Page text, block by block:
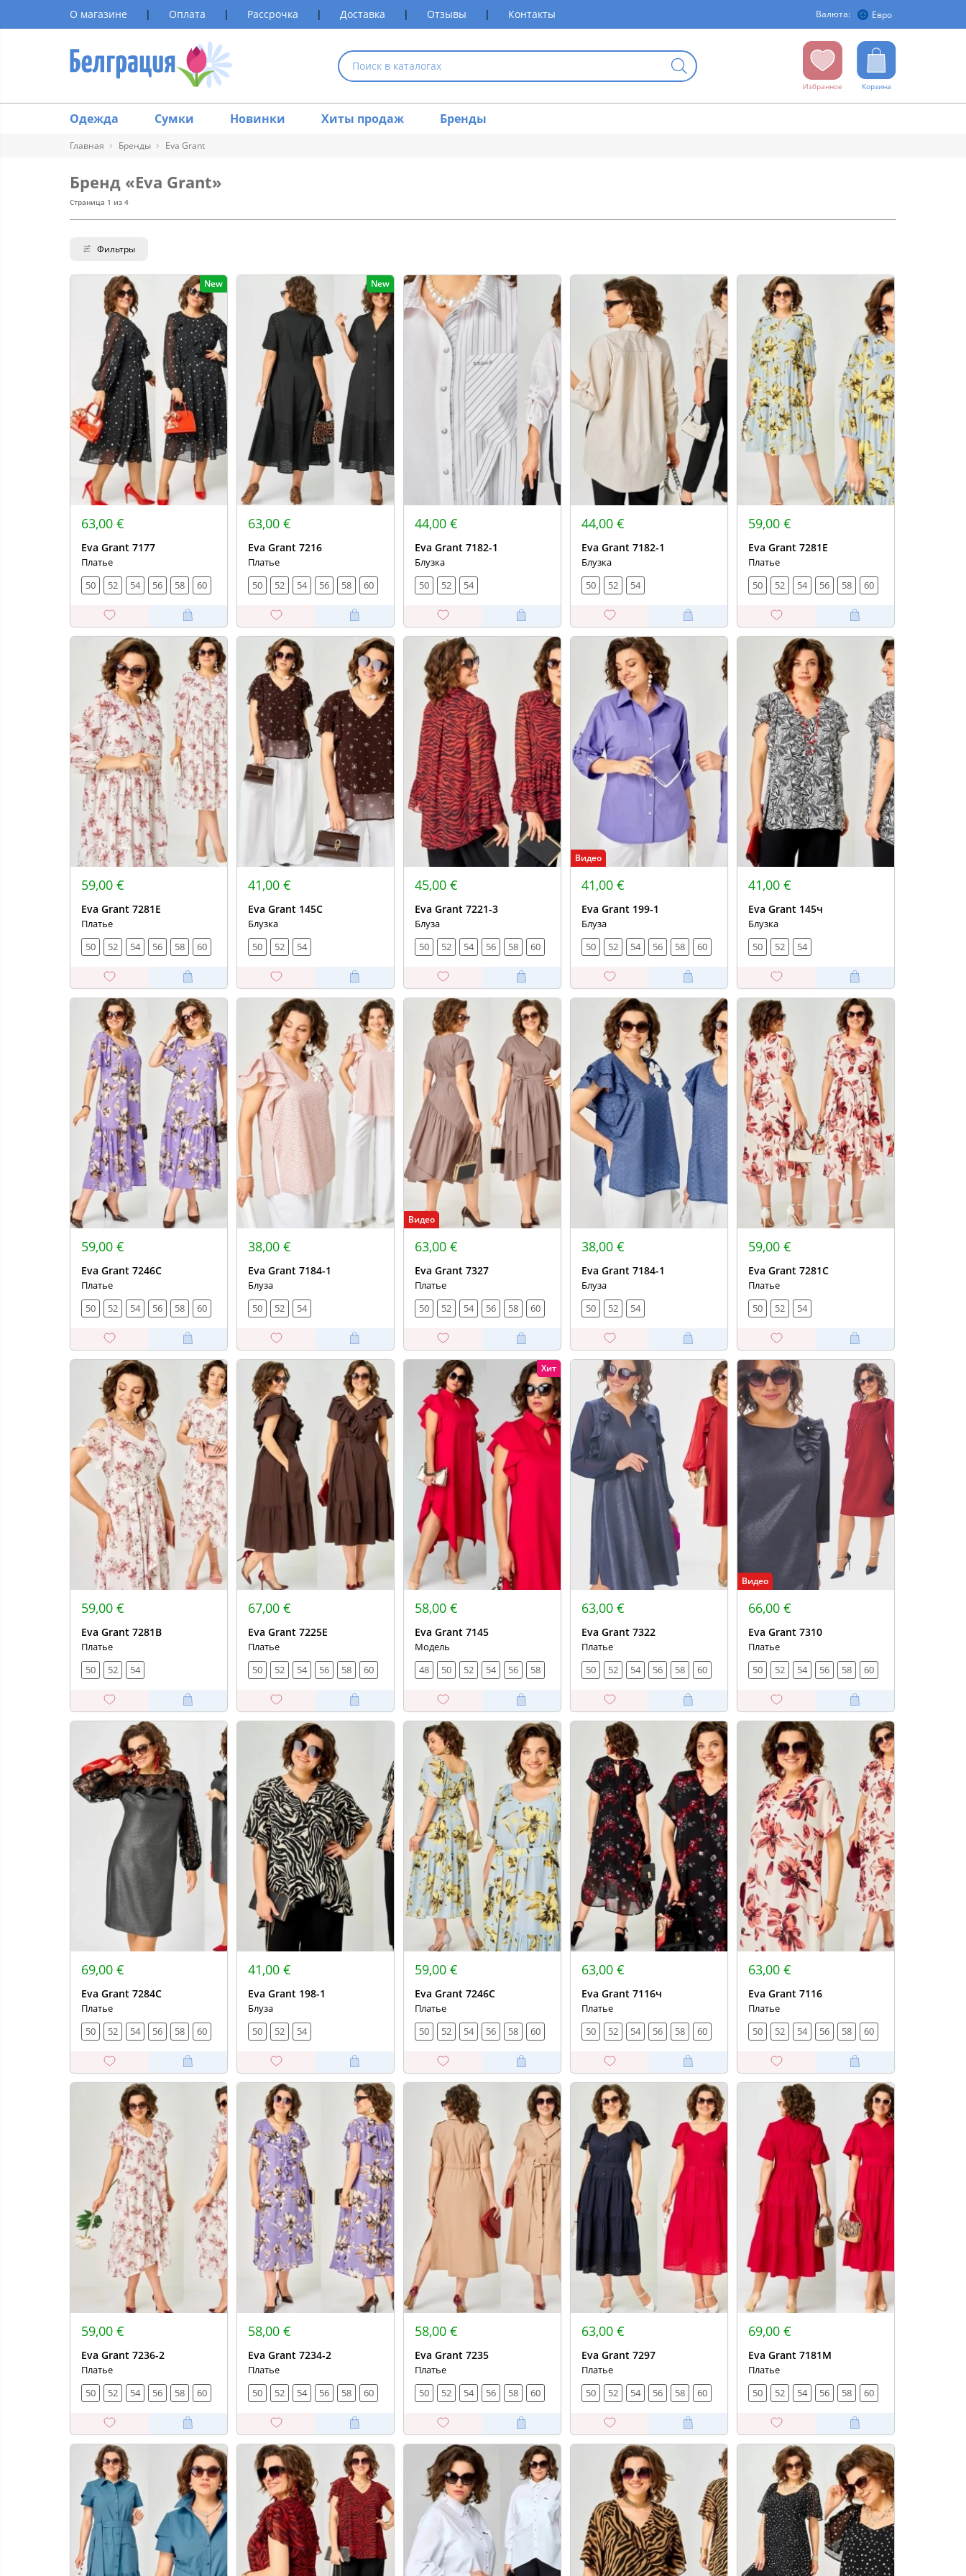
О магазине | Оплата | Рассрочка | Доставка | Отзывы | Контакты Валюта: Евро
Избранное Корзина
Одежда Сумки Новинки Хиты продаж Бренды
Главная Бренды Eva Grant
Бренд «Eva Grant»
Страница 1 из 4
Фильтры
New
63,00 €
Eva Grant 7177
Платье
50
52 54 56 58 60
New
63,00 €
Eva Grant 7216
Платье
50
52 54 56 58 60
44,00 €
Eva Grant 7182-1
Блузка
50
52 54
44,00 €
Eva Grant 7182-1
Блузка
50
52 54
59,00 €
Eva Grant 7281Е
Платье
50
52 54 56 58 60
59,00 €
Eva Grant 7281Е
Платье
50
52 54 56 58 60
41,00 €
Eva Grant 145С
Блузка
50
52 54
45,00 €
Eva Grant 7221-3
Блуза
50
52 54 56 58 60
Видео
41,00 €
Eva Grant 199-1
Блуза
50
52 54 56 58 60
41,00 €
Eva Grant 145ч
Блузка
50
52 54
59,00 €
Eva Grant 7246С
Платье
50
52 54 56 58 60
38,00 €
Eva Grant 7184-1
Блуза
50
52 54
Видео
63,00 €
Eva Grant 7327
Платье
50
52 54 56 58 60
38,00 €
Eva Grant 7184-1
Блуза
50
52 54
59,00 €
Eva Grant 7281С
Платье
50
52 54
59,00 €
Eva Grant 7281В
Платье
50
52 54
67,00 €
Eva Grant 7225Е
Платье
50
52 54 56 58 60
Хит
58,00 €
Eva Grant 7145
Модель
48
50 52 54 56 58
63,00 €
Eva Grant 7322
Платье
50
52 54 56 58 60
Видео
66,00 €
Eva Grant 7310
Платье
50
52 54 56 58 60
69,00 €
Eva Grant 7284С
Платье
50
52 54 56 58 60
41,00 €
Eva Grant 198-1
Блуза
50
52 54
59,00 €
Eva Grant 7246С
Платье
50
52 54 56 58 60
63,00 €
Eva Grant 7116ч
Платье
50
52 54 56 58 60
63,00 €
Eva Grant 7116
Платье
50
52 54 56 58 60
59,00 €
Eva Grant 7236-2
Платье
50
52 54 56 58 60
58,00 €
Eva Grant 7234-2
Платье
50
52 54 56 58 60
58,00 €
Eva Grant 7235
Платье
50
52 54 56 58 60
63,00 €
Eva Grant 7297
Платье
50
52 54 56 58 60
69,00 €
Eva Grant 7181М
Платье
50
52 54 56 58 60